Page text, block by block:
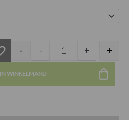
Stardust armstoel
- - + +
IN WINKELMAND